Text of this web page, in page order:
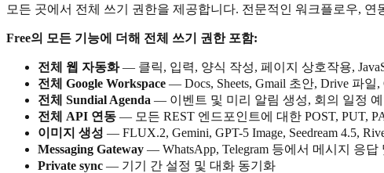
모든 곳에서 전체 쓰기 권한을 제공합니다. 전문적인 워크플로우,
Free의 모든 기능에 더해 전체 쓰기 권한 포함:
전체 웹 자동화— 클릭, 입력, 양식 작성, 페이지 상호작용,
전체 Google Workspace — Docs, Sheets, Gmail 초안, Drive 파일
전체 Sundial Agenda — 이벤트 및 미리 알림 생성, 회의 일정
전체 API 연동 — 모든 REST 엔드포인트에 대한 POST, PUT,
이미지 생성 — FLUX.2, Gemini, GPT-5 Image, Seedream 4.5,
Messaging Gateway — WhatsApp, Telegram 등에서 메시지 응
Private sync — 기기 간 설정 및 대화 동기화